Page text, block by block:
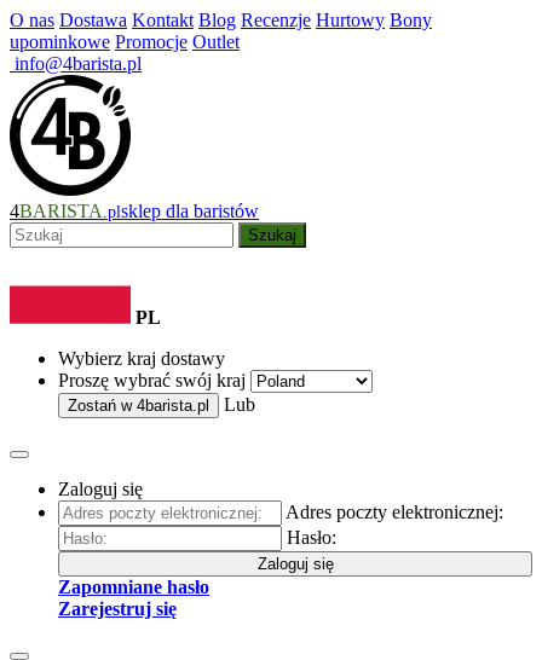
O nas Dostawa Kontakt Blog Recenzje Hurtowy Bony
upominkowe Promocje Outlet
info@4barista.pl
4BARISTA .plsklep dla baristów
Szukaj
PL
Wybierz kraj dostawy
Proszę wybrać swój kraj
Zostań w 4barista.pl Lub
Zaloguj się
Adres poczty elektronicznej:
Hasło:
Zaloguj się
Zapomniane hasło
Zarejestruj się